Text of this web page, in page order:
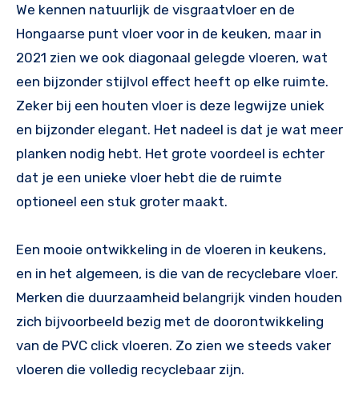
We kennen natuurlijk de visgraatvloer en de
Hongaarse punt vloer voor in de keuken, maar in
2021 zien we ook diagonaal gelegde vloeren, wat
een bijzonder stijlvol effect heeft op elke ruimte.
Zeker bij een houten vloer is deze legwijze uniek
en bijzonder elegant. Het nadeel is dat je wat meer
planken nodig hebt. Het grote voordeel is echter
dat je een unieke vloer hebt die de ruimte
optioneel een stuk groter maakt.
Een mooie ontwikkeling in de vloeren in keukens,
en in het algemeen, is die van de recyclebare vloer.
Merken die duurzaamheid belangrijk vinden houden
zich bijvoorbeeld bezig met de doorontwikkeling
van de PVC click vloeren. Zo zien we steeds vaker
vloeren die volledig recyclebaar zijn.